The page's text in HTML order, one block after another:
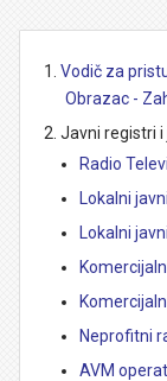
Vodič za
Obrazac -
Javni registri i
Radio
Lokalni
Lokalni
Neprofitni
AVM